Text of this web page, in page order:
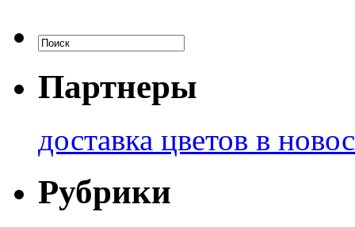
Партнеры
доставка цветов в
Рубрики